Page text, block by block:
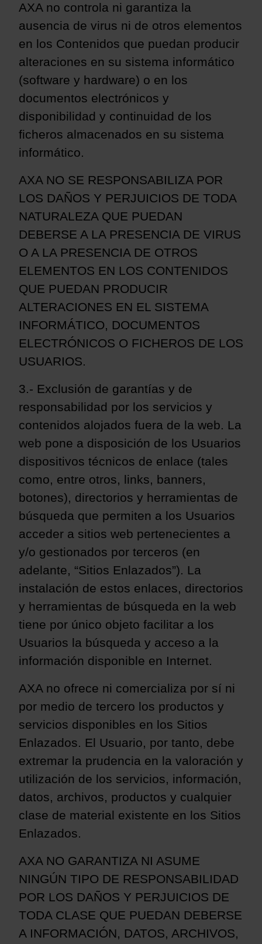
AXA no controla ni garantiza la
ausencia de virus ni de otros elementos
en los Contenidos que puedan producir
alteraciones en su sistema informático
(software y hardware) o en los
documentos electrónicos y
disponibilidad y continuidad de los
ficheros almacenados en su sistema
informático.
AXA NO SE RESPONSABILIZA POR
LOS DAÑOS Y PERJUICIOS DE TODA
NATURALEZA QUE PUEDAN
DEBERSE A LA PRESENCIA DE VIRUS
O A LA PRESENCIA DE OTROS
ELEMENTOS EN LOS CONTENIDOS
QUE PUEDAN PRODUCIR
ALTERACIONES EN EL SISTEMA
INFORMÁTICO, DOCUMENTOS
ELECTRÓNICOS O FICHEROS DE LOS
USUARIOS.
3.- Exclusión de garantías y de
responsabilidad por los servicios y
contenidos alojados fuera de la web. La
web pone a disposición de los Usuarios
dispositivos técnicos de enlace (tales
como, entre otros, links, banners,
botones), directorios y herramientas de
búsqueda que permiten a los Usuarios
acceder a sitios web pertenecientes a
y/o gestionados por terceros (en
adelante, “Sitios Enlazados”). La
instalación de estos enlaces, directorios
y herramientas de búsqueda en la web
tiene por único objeto facilitar a los
Usuarios la búsqueda y acceso a la
información disponible en Internet.
AXA no ofrece ni comercializa por sí ni
por medio de tercero los productos y
servicios disponibles en los Sitios
Enlazados. El Usuario, por tanto, debe
extremar la prudencia en la valoración y
utilización de los servicios, información,
datos, archivos, productos y cualquier
clase de material existente en los Sitios
Enlazados.
AXA NO GARANTIZA NI ASUME
NINGÚN TIPO DE RESPONSABILIDAD
POR LOS DAÑOS Y PERJUICIOS DE
TODA CLASE QUE PUEDAN DEBERSE
A INFORMACIÓN, DATOS, ARCHIVOS,